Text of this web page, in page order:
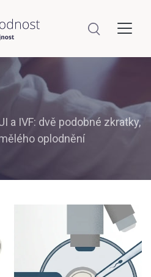
a IVF: dvě podobné zkratky,
oplodnění